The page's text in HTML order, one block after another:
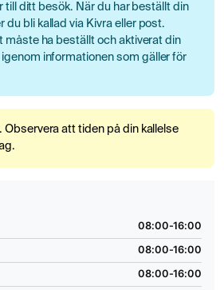
till ditt besök. När du har beställt din
du bli kallad via Kivra eller post.
måste ha beställt och aktiverat din
informationen som gäller för
Observera att tiden på din kallelse
08:00-16:00
08:00-16:00
08:00-16:00